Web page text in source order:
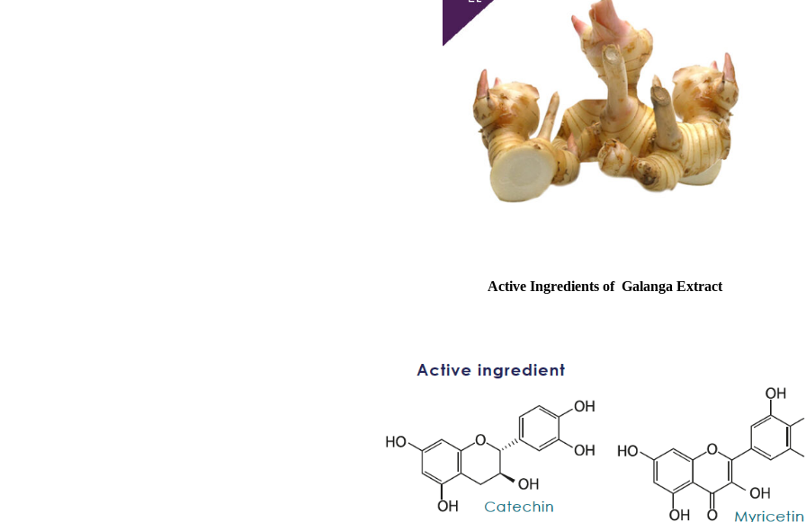
Active Ingredients of Galanga Extract